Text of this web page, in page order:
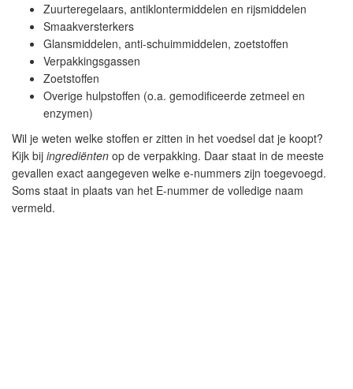
Zuurteregelaars, antiklontermiddelen en rijsmiddelen
Smaakversterkers
Glansmiddelen, anti-schuimmiddelen, zoetstoffen
Verpakkingsgassen
Zoetstoffen
Overige hulpstoffen (o.a. gemodificeerde zetmeel en
enzymen)
Wil je weten welke stoffen er zitten in het voedsel dat je koopt?
Kijk bij ingrediënten op de verpakking. Daar staat in de meeste
gevallen exact aangegeven welke e-nummers zijn toegevoegd.
Soms staat in plaats van het E-nummer de volledige naam
vermeld.